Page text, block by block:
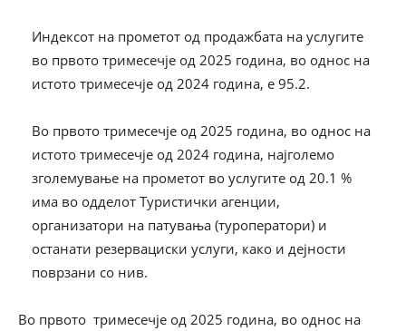
Индексот на прометот од продажбата на услугите
во првото тримесечје од 2025 година, во однос на
истото тримесечје од 2024 година, е 95.2.
Во првото тримесечје од 2025 година, во однос на
истото тримесечје од 2024 година, најголемо
зголемување на прометот во услугите од 20.1 %
има во одделот Туристички агенции,
организатори на патувања (туроператори) и
останати резервациски услуги, како и дејности
поврзани со нив.
Во првото тримесечје од 2025 година, во однос на